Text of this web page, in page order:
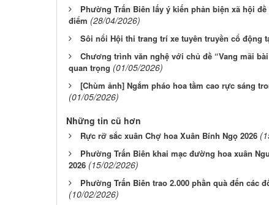
Phường Trấn Biên lấy ý kiến phản biện xã hội
điểm (28/04/2026)
Sôi nổi Hội thi trang trí xe tuyên truyền cổ động
Chương trình văn nghệ với chủ đề “Vang mãi
quan trọng (01/05/2026)
[Chùm ảnh] Ngắm pháo hoa tầm cao rực sáng
(01/05/2026)
Những tin cũ hơn
Rực rỡ sắc xuân Chợ hoa Xuân Bính Ngọ 2026
Phường Trấn Biên khai mạc đường hoa xuân
2026 (15/02/2026)
Phường Trấn Biên trao 2.000 phần quà đến các
(10/02/2026)